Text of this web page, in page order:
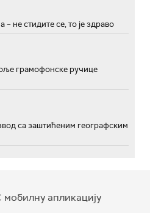
– не стидите се, то је здраво
грамофонске ручице
са заштићеним географским
апликацију